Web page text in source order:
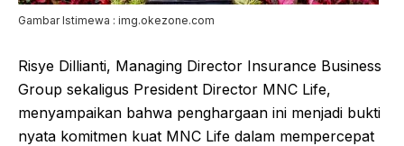
Gambar Istimewa : img.okezone.com
Risye Dillianti, Managing Director Insurance Business
Group sekaligus President Director MNC Life,
menyampaikan bahwa penghargaan ini menjadi bukti
nyata komitmen kuat MNC Life dalam mempercepat